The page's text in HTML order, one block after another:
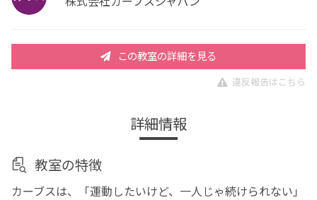
この教室の詳細を見る
違反報告はこちら
詳細情報
教室の特徴
カーブスは、「運動したいけど、一人じゃ続けられない」